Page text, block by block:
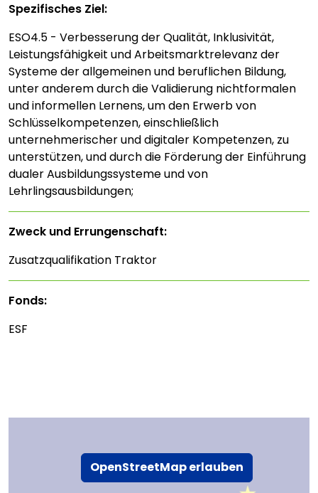
OpenStreetMap erlauben
Spezifisches Ziel:
ESO4.5 - Verbesserung der Qualität, Inklusivität,
Leistungsfähigkeit und Arbeitsmarktrelevanz der
Systeme der allgemeinen und beruflichen Bildung,
unter anderem durch die Validierung nichtformalen
und informellen Lernens, um den Erwerb von
Schlüsselkompetenzen, einschließlich
unternehmerischer und digitaler Kompetenzen, zu
unterstützen, und durch die Förderung der Einführung
dualer Ausbildungssysteme und von
Lehrlingsausbildungen;
Zweck und Errungenschaft:
Zusatzqualifikation Traktor
Fonds:
ESF